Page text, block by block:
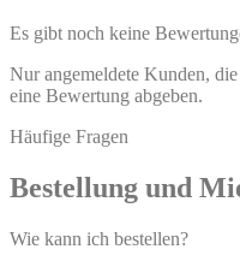
Es gibt noch keine
Nur angemeldete Kunden,
eine Bewertung abgeben.
Häufige Fragen
Bestellung und
Wie kann ich bestellen?